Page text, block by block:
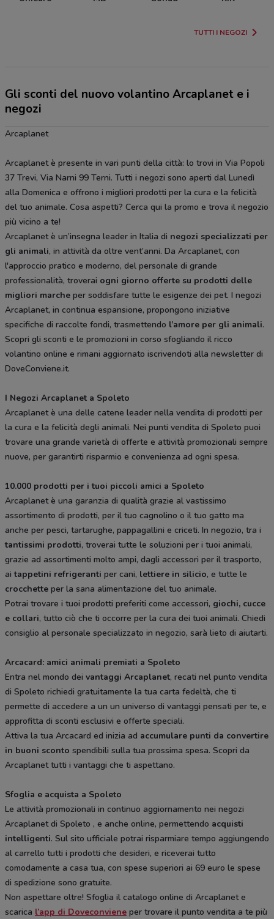
TUTTI I NEGOZI
Gli sconti del nuovo volantino Arcaplanet e i
negozi
Arcaplanet
Arcaplanet è presente in vari punti della città: lo trovi in Via Popoli
37 Trevi, Via Narni 99 Terni. Tutti i negozi sono aperti dal Lunedì
alla Domenica e offrono i migliori prodotti per la cura e la felicità
del tuo animale. Cosa aspetti? Cerca qui la promo e trova il negozio
più vicino a te!
Arcaplanet è un’insegna leader in Italia di negozi specializzati per
gli animali, in attività da oltre vent’anni. Da Arcaplanet, con
l'approccio pratico e moderno, del personale di grande
professionalità, troverai ogni giorno offerte su prodotti delle
migliori marche per soddisfare tutte le esigenze dei pet. I negozi
Arcaplanet, in continua espansione, propongono iniziative
specifiche di raccolte fondi, trasmettendo l’amore per gli animali.
Scopri gli sconti e le promozioni in corso sfogliando il ricco
volantino online e rimani aggiornato iscrivendoti alla newsletter di
DoveConviene.it.
I Negozi Arcaplanet a Spoleto
Arcaplanet è una delle catene leader nella vendita di prodotti per
la cura e la felicità degli animali. Nei punti vendita di Spoleto puoi
trovare una grande varietà di offerte e attività promozionali sempre
nuove, per garantirti risparmio e convenienza ad ogni spesa.
10.000 prodotti per i tuoi piccoli amici a Spoleto
Arcaplanet è una garanzia di qualità grazie al vastissimo
assortimento di prodotti, per il tuo cagnolino o il tuo gatto ma
anche per pesci, tartarughe, pappagallini e criceti. In negozio, tra i
tantissimi prodotti, troverai tutte le soluzioni per i tuoi animali,
grazie ad assortimenti molto ampi, dagli accessori per il trasporto,
aitappetini refrigeranti per cani, lettiere in silicio, e tutte le
crocchette per la sana alimentazione del tuo animale.
Potrai trovare i tuoi prodotti preferiti come accessori, giochi, cucce
e collari, tutto ciò che ti occorre per la cura dei tuoi animali. Chiedi
consiglio al personale specializzato in negozio, sarà lieto di aiutarti.
Arcacard: amici animali premiati a Spoleto
Entra nel mondo dei vantaggi Arcaplanet, recati nel punto vendita
di Spoleto richiedi gratuitamente la tua carta fedeltà, che ti
permette di accedere a un un universo di vantaggi pensati per te, e
approfitta di sconti esclusivi e offerte speciali.
Attiva la tua Arcacard ed inizia ad accumulare punti da convertire
in buoni sconto spendibili sulla tua prossima spesa. Scopri da
Arcaplanet tutti i vantaggi che ti aspettano.
Sfoglia e acquista a Spoleto
Le attività promozionali in continuo aggiornamento nei negozi
Arcaplanet di Spoleto , e anche online, permettendo acquisti
intelligenti. Sul sito ufficiale potrai risparmiare tempo aggiungendo
al carrello tutti i prodotti che desideri, e riceverai tutto
comodamente a casa tua, con spese superiori ai 69 euro le spese
di spedizione sono gratuite.
Non aspettare oltre! Sfoglia il catalogo online di Arcaplanet e
scarica l’app di Doveconviene per trovare il punto vendita a te più